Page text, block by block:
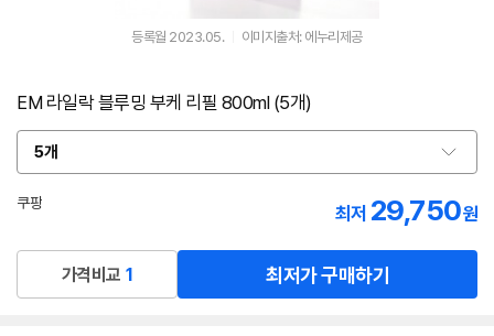
등록월 2023.05. 이미지출처: 에누리제공
EM 라일락 블루밍 부케 리필 800ml (5개)
5개
옵
션
선
쿠팡
최저 29,750원
가격비교 1 최저가 구매하기